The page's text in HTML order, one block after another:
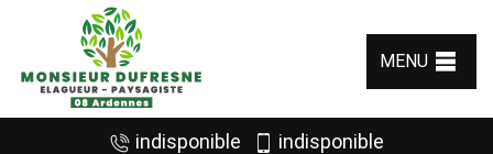
MENU
indisponible indisponible